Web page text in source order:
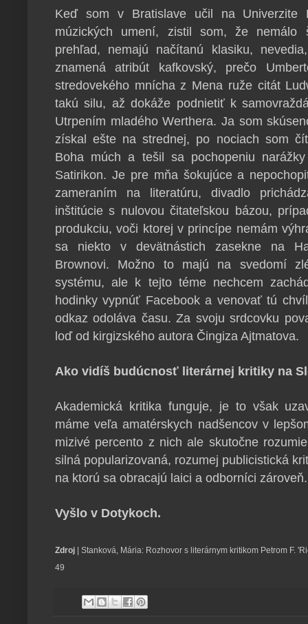
Keď som v Bratislave učil na Univerzite
múzických umení, zistil som, že nemálo
prehľad, nemajú načítanú klasiku,
znamená atribút kafkovský, prečo
stredovekého mnícha z Mena ruže citát
takú silu, až dokáže podnietiť k
Utrpením mladého Werthera. Ja som
získal ešte na strednej, po nociach som
Boha múch a tešil sa pochopeniu
Satirikon. Je pre mňa šokujúce a
zameraním na literatúru, divadlo
inštitúcie s nulovou čitateľskou bázou,
produkciu, voči ktorej v princípe nemám
sa niekto v devätnástich zasekne na
Brownovi. Možno to majú na svedomí
systému, ale k tejto téme nechcem
hodinky vypnúť Facebook a venovať tú
odkaz odoláva času. Za svoju srdcovku
loď od kirgizského autora Čingiza Ajtmatova.
Ako vidíš budúcnosť literárnej kritiky na
Akademická kritika funguje, je to však
máme veľa amatérskych nadšencov v
mizivé percento z nich ale skutočne
silná popularizovaná, rozumej publicistická
na ktorú sa obracajú laici a odborníci zároveň.
Vyšlo v Dotykoch.
Zdroj | Stanková, Mária: Rozhovor s literárnym kritikom Petrom F.
49